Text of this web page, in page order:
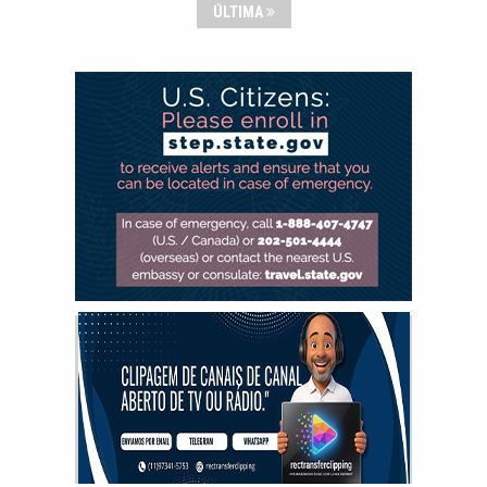
ÚLTIMA